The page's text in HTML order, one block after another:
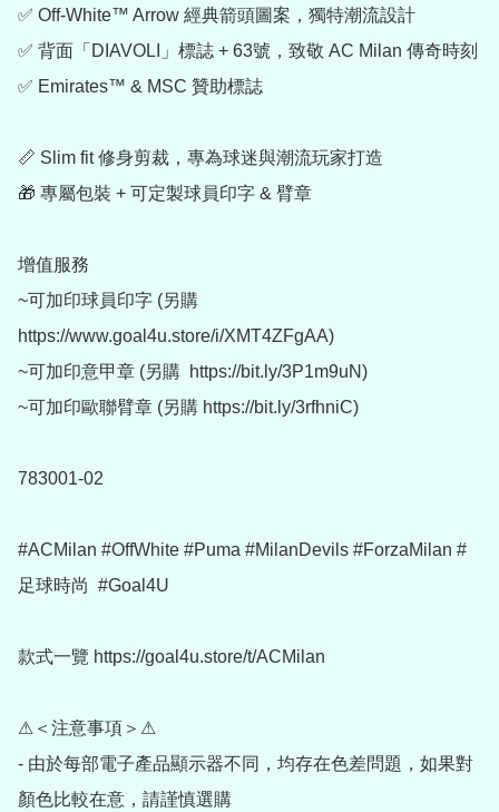
✅ Off-White™ Arrow 經典箭頭圖案，獨特潮流設計
✅ 背面「DIAVOLI」標誌 + 63號，致敬 AC Milan 傳奇時刻
✅ Emirates™ & MSC 贊助標誌
📏 Slim fit 修身剪裁，專為球迷與潮流玩家打造
🎁 專屬包裝 + 可定製球員印字 & 臂章
增值服務
~可加印球員印字 (另購
https://www.goal4u.store/i/XMT4ZFgAA)
~可加印意甲章 (另購  https://bit.ly/3P1m9uN)
~可加印歐聯臂章 (另購 https://bit.ly/3rfhniC)
783001-02
#ACMilan #OffWhite #Puma #MilanDevils #ForzaMilan #
足球時尚  #Goal4U
款式一覽 https://goal4u.store/t/ACMilan
⚠＜注意事項＞⚠
- 由於每部電子產品顯示器不同，均存在色差問題，如果對
顏色比較在意，請謹慎選購